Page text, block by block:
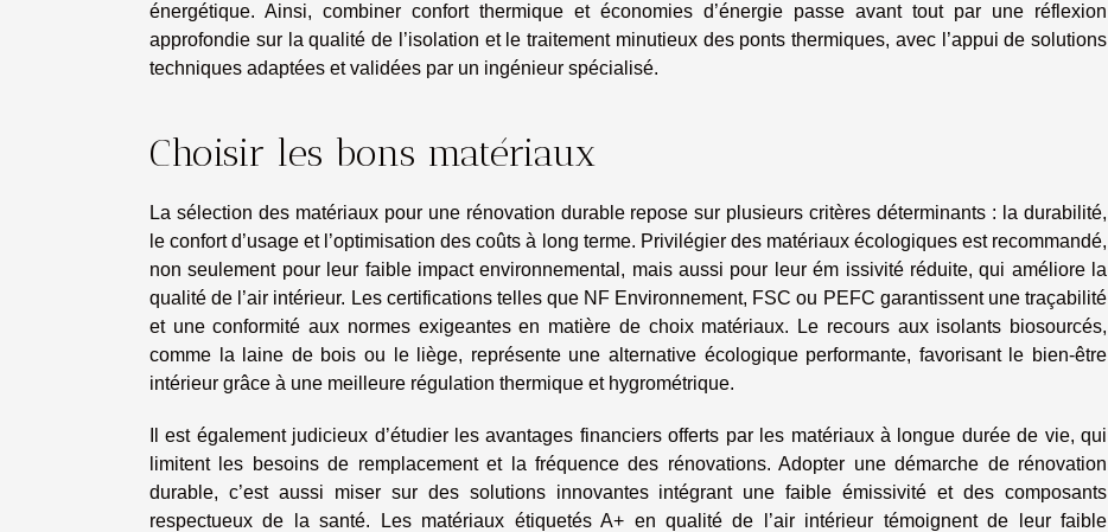
énergétique. Ainsi, combiner confort thermique et économies d’énergie passe avant tout par une réflexion
approfondie sur la qualité de l’isolation et le traitement minutieux des ponts thermiques, avec l’appui de solutions
techniques adaptées et validées par un ingénieur spécialisé.
Choisir les bons matériaux
La sélection des matériaux pour une rénovation durable repose sur plusieurs critères déterminants : la durabilité,
le confort d’usage et l’optimisation des coûts à long terme. Privilégier des matériaux écologiques est recommandé,
non seulement pour leur faible impact environnemental, mais aussi pour leur ém issivité réduite, qui améliore la
qualité de l’air intérieur. Les certifications telles que NF Environnement, FSC ou PEFC garantissent une traçabilité
et une conformité aux normes exigeantes en matière de choix matériaux. Le recours aux isolants biosourcés,
comme la laine de bois ou le liège, représente une alternative écologique performante, favorisant le bien-être
intérieur grâce à une meilleure régulation thermique et hygrométrique.
Il est également judicieux d’étudier les avantages financiers offerts par les matériaux à longue durée de vie, qui
limitent les besoins de remplacement et la fréquence des rénovations. Adopter une démarche de rénovation
durable, c’est aussi miser sur des solutions innovantes intégrant une faible émissivité et des composants
respectueux de la santé. Les matériaux étiquetés A+ en qualité de l’air intérieur témoignent de leur faible